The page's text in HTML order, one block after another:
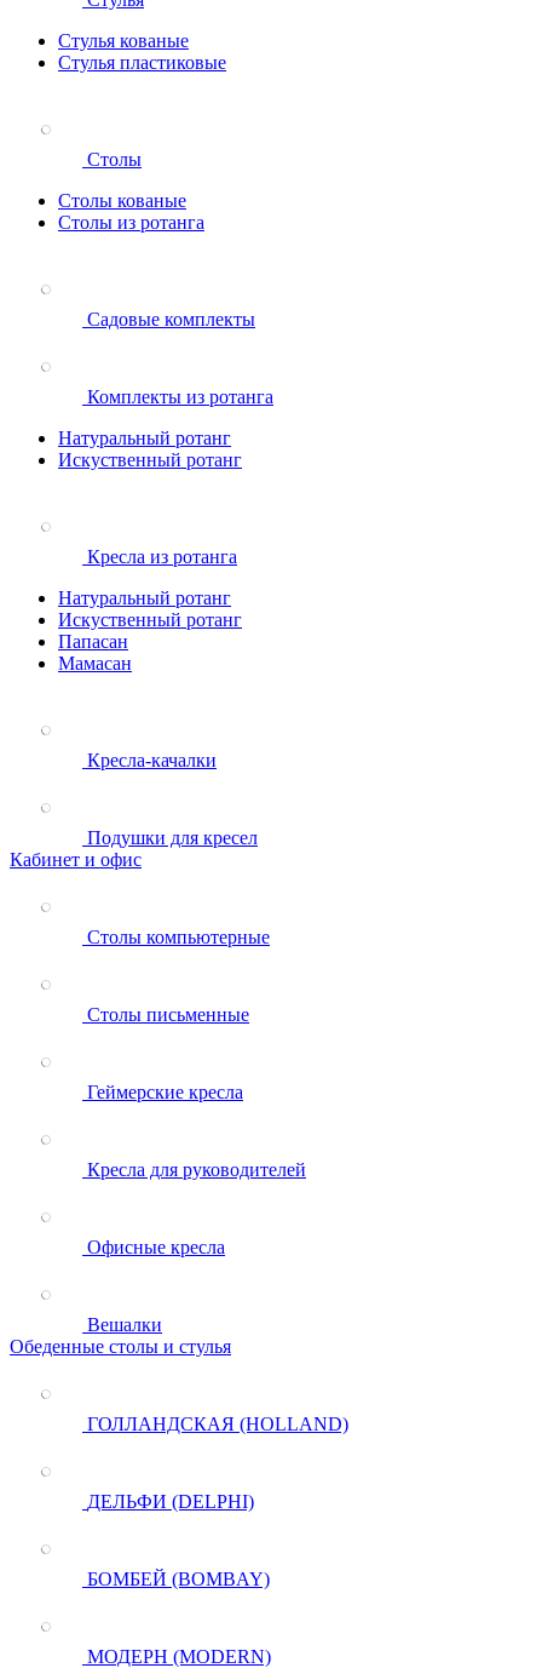
Стулья кованые
Стулья пластиковые
Столы
Столы кованые
Столы из ротанга
Садовые комплекты
Комплекты из ротанга
Натуральный ротанг
Искуственный ротанг
Кресла из ротанга
Натуральный ротанг
Искуственный ротанг
Папасан
Мамасан
Кресла-качалки
Подушки для кресел
Кабинет и офис
Столы компьютерные
Столы письменные
Геймерские кресла
Кресла для руководителей
Офисные кресла
Вешалки
Обеденные столы и стулья
ГОЛЛАНДСКАЯ (HOLLAND)
ДЕЛЬФИ (DELPHI)
БОМБЕЙ (BOMBAY)
МОДЕРН (MODERN)